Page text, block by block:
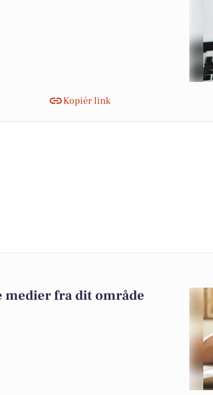
Kopiér link
medier fra dit område